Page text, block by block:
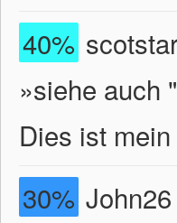
40%
»siehe auch
Dies ist
30% John26